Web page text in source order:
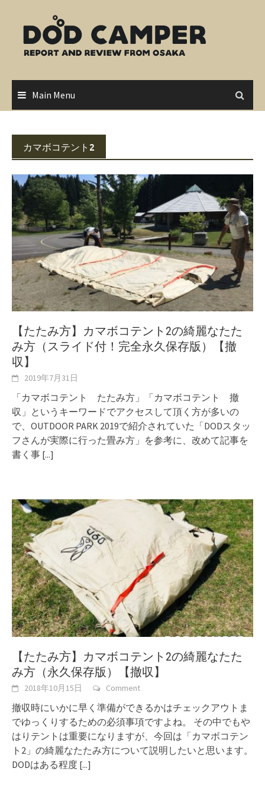
content
Main Menu
カマボコテント2
【たたみ方】カマボコテント2の綺麗なたた
み方（スライド付！完全永久保存版）【撤
収】
2019年7月31日
「カマボコテント たたみ方」「カマボコテント 撤
収」というキーワードでアクセスして頂く方が多いの
で、OUTDOOR PARK 2019で紹介されていた「DODスタッ
フさんが実際に行った畳み方」を参考に、改めて記事を
書く事 [...]
【たたみ方】カマボコテント2の綺麗なたた
み方（永久保存版）【撤収】
2018年10月15日 Comment
撤収時にいかに早く準備ができるかはチェックアウトま
でゆっくりするための必須事項ですよね。 その中でもや
はりテントは重要になりますが、今回は「カマボコテン
ト2」の綺麗なたたみ方について説明したいと思います。
DODはある程度 [...]